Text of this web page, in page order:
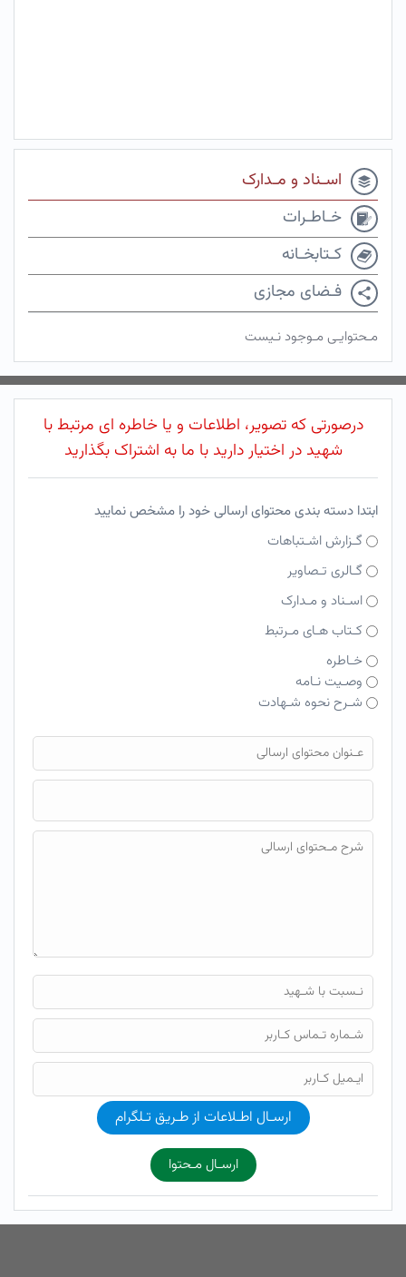
اسـناد و مـدارک
خـاطـرات
کـتابخـانه
فـضای مجازی
مـحتوایـی مـوجود نـیست
درصورتی که تصویر، اطلاعات و یا خاطره ای مرتبط با
شهید در اختیار دارید با ما به اشتراک بگذارید
ابتدا دسته بندی محتوای ارسالی خود را مشخص نمایید
گـزارش اشـتباهات
گـالری تـصاویر
اسـناد و مـدارک
کـتاب هـای مـرتبط
خـاطره
وصـیت نـامه
شـرح نحوه شـهادت
فایل محتوای ارسالی
ارسـال اطـلاعات از طـریق تـلگرام
ارسـال مـحتوا